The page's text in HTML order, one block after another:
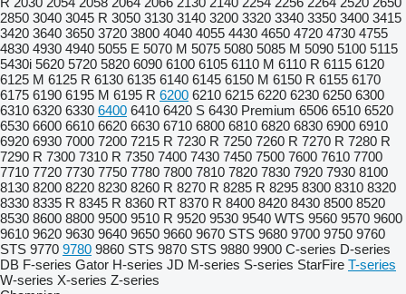
2850 3040 3045 R 3050 3130 3140 3200 3320 3340 3350 3400 3415
3420 3640 3650 3720 3800 4040 4055 4430 4650 4720 4730 4755
4830 4930 4940 5055 E 5070 M 5075 5080 5085 M 5090 5100 5115
5430i 5620 5720 5820 6090 6100 6105 6110 M 6110 R 6115 6120
6125 M 6125 R 6130 6135 6140 6145 6150 M 6150 R 6155 6170
6175 6190 6195 M 6195 R 6200 6210 6215 6220 6230 6250 6300
6310 6320 6330 6400 6410 6420 S 6430 Premium 6506 6510 6520
6530 6600 6610 6620 6630 6710 6800 6810 6820 6830 6900 6910
6920 6930 7000 7200 7215 R 7230 R 7250 7260 R 7270 R 7280 R
7290 R 7300 7310 R 7350 7400 7430 7450 7500 7600 7610 7700
7710 7720 7730 7750 7780 7800 7810 7820 7830 7920 7930 8100
8130 8200 8220 8230 8260 R 8270 R 8285 R 8295 8300 8310 8320
8330 8335 R 8345 R 8360 RT 8370 R 8400 8420 8430 8500 8520
8530 8600 8800 9500 9510 R 9520 9530 9540 WTS 9560 9570 9600
9610 9620 9630 9640 9650 9660 9670 STS 9680 9700 9750 9760
STS 9770 9780 9860 STS 9870 STS 9880 9900 C-series D-series
DB F-series Gator H-series JD M-series S-series StarFire T-series
W-series X-series Z-series